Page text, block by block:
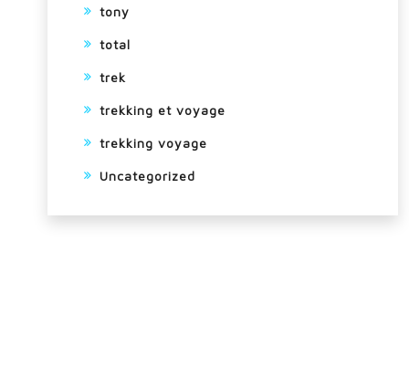
tony
total
trek
trekking et voyage
trekking voyage
Uncategorized